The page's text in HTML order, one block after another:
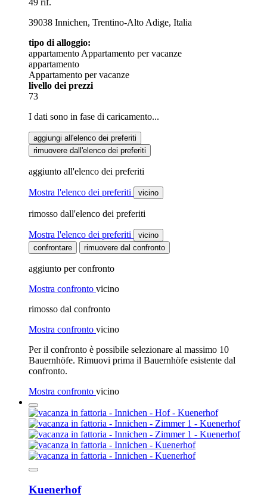
49 rif.
39038 Innichen, Trentino-Alto Adige, Italia
tipo di alloggio:
appartamentoAppartamento per vacanze
appartamento
Appartamento per vacanze
livello dei prezzi
73
I dati sono in fase di caricamento...
aggiungi all'elenco dei preferiti
rimuovere dall'elenco dei preferiti
aggiunto all'elenco dei preferiti
Mostra l'elenco dei preferiti vicino
rimosso dall'elenco dei preferiti
Mostra l'elenco dei preferiti
vicino
confrontare
rimuovere dal confronto
aggiunto per confronto
Mostra confronto vicino
rimosso dal confronto
Mostra confronto vicino
Per il confronto è possibile selezionare al massimo 10
Bauernhöfe. Rimuovi prima il Bauernhöfe esistente dal
confronto.
Mostra confronto vicino
Kuenerhof